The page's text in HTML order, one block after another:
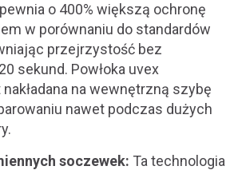
o 400% większą ochronę
w porównaniu do standardów
przejrzystość bez
sekund. Powłoka uvex
na wewnętrzną szybę
nawet podczas dużych
soczewek: Ta technologia